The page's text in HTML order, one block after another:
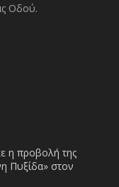
Οδού.
η προβολή της
Πυξίδα» στον